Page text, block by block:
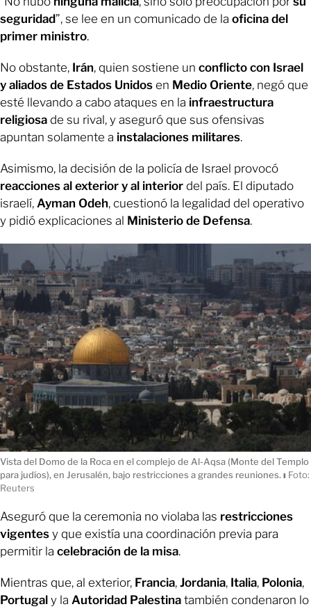
seguridad”, se lee en un comunicado de la oficina del
primer ministro.
No obstante, Irán, quien sostiene un conflicto con Israel
y aliados de Estados Unidos en Medio Oriente, negó que
esté llevando a cabo ataques en la infraestructura
religiosa de su rival, y aseguró que sus ofensivas
apuntan solamente a instalaciones militares.
Asimismo, la decisión de la policía de Israel provocó
reacciones al exterior y al interior del país. El diputado
israelí, Ayman Odeh, cuestionó la legalidad del operativo
y pidió explicaciones al Ministerio de Defensa.
Vista del Domo de la Roca en el complejo de Al-Aqsa (Monte del Templo
para judíos), en Jerusalén, bajo restricciones a grandes reuniones. ı Foto:
Reuters
Aseguró que la ceremonia no violaba las restricciones
vigentes y que existía una coordinación previa para
permitir la celebración de la misa.
Mientras que, al exterior, Francia, Jordania, Italia, Polonia,
Portugal y la Autoridad Palestina también condenaron lo